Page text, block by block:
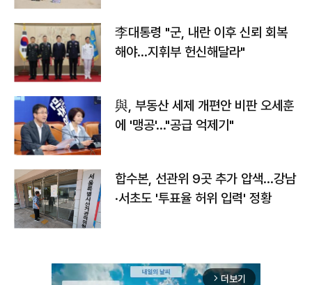
李대통령 "군, 내란 이후 신뢰 회복
해야…지휘부 헌신해달라"
與, 부동산 세제 개편안 비판 오세훈
에 '맹공'…"공급 억제기"
합수본, 선관위 9곳 추가 압색…강남
·서초도 '투표율 허위 입력' 정황
arrow_forward_ios 더보기